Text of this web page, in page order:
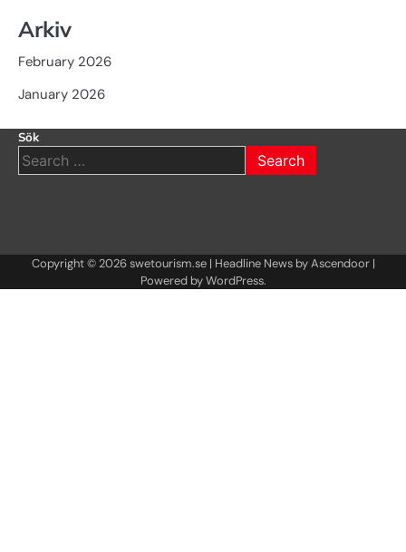
Arkiv
February 2026
January 2026
Sök
Search
for:
Copyright © 2026swetourism.se| Headline News byAscendoor|
Powered byWordPress.